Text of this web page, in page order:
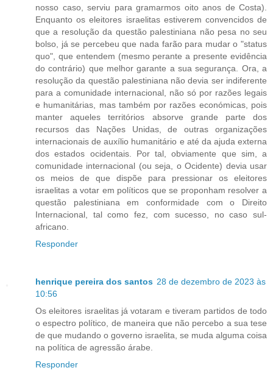
nosso caso, serviu para gramarmos oito anos de Costa).
Enquanto os eleitores israelitas estiverem convencidos de
que a resolução da questão palestiniana não pesa no seu
bolso, já se percebeu que nada farão para mudar o "status
quo", que entendem (mesmo perante a presente evidência
do contrário) que melhor garante a sua segurança. Ora, a
resolução da questão palestiniana não devia ser indiferente
para a comunidade internacional, não só por razões legais
e humanitárias, mas também por razões económicas, pois
manter aqueles territórios absorve grande parte dos
recursos das Nações Unidas, de outras organizações
internacionais de auxílio humanitário e até da ajuda externa
dos estados ocidentais. Por tal, obviamente que sim, a
comunidade internacional (ou seja, o Ocidente) devia usar
os meios de que dispõe para pressionar os eleitores
israelitas a votar em políticos que se proponham resolver a
questão palestiniana em conformidade com o Direito
Internacional, tal como fez, com sucesso, no caso sul-
africano.
Responder
henrique pereira dos santos 28 de dezembro de 2023 às
10:56
Os eleitores israelitas já votaram e tiveram partidos de todo
o espectro político, de maneira que não percebo a sua tese
de que mudando o governo israelita, se muda alguma coisa
na política de agressão árabe.
Responder